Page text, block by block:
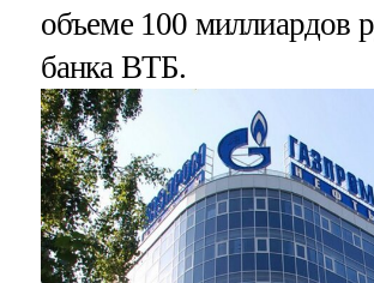
объеме 100 миллиардов
банка ВТБ.